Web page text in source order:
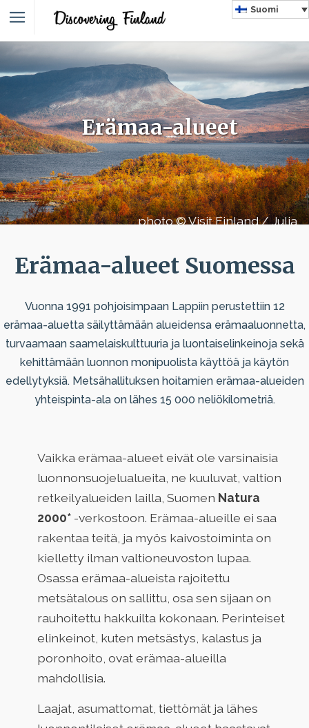
Suomi
Erämaa-alueet
photo © Visit Finland / Julia
Erämaa-alueet Suomessa
Vuonna 1991 pohjoisimpaan Lappiin perustettiin 12
erämaa-aluetta säilyttämään alueidensa erämaaluonnetta,
turvaamaan saamelaiskulttuuria ja luontaiselinkeinoja sekä
kehittämään luonnon monipuolista käyttöä ja käytön
edellytyksiä. Metsähallituksen hoitamien erämaa-alueiden
yhteispinta-ala on lähes 15 000 neliökilometriä.
Vaikka erämaa-alueet eivät ole varsinaisia
luonnonsuojelualueita, ne kuuluvat, valtion
retkeilyalueiden lailla, Suomen Natura
2000* -verkostoon. Erämaa-alueille ei saa
rakentaa teitä, ja myös kaivostoiminta on
kielletty ilman valtioneuvoston lupaa.
Osassa erämaa-alueista rajoitettu
metsätalous on sallittu, osa sen sijaan on
rauhoitettu hakkuilta kokonaan. Perinteiset
elinkeinot, kuten metsästys, kalastus ja
poronhoito, ovat erämaa-alueilla
mahdollisia.
Laajat, asumattomat, tiettömät ja lähes